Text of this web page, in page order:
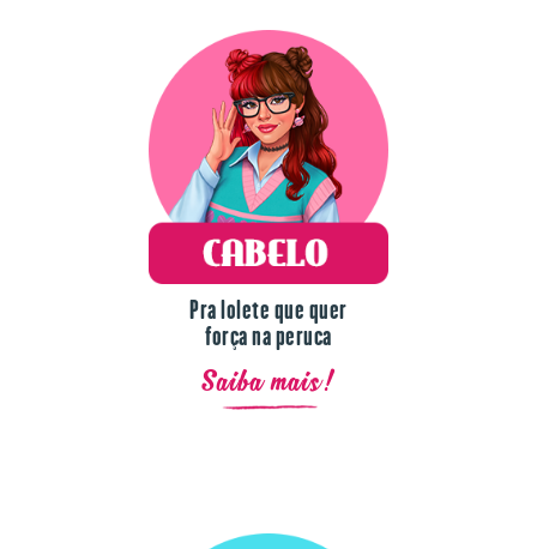
Pra lolete que quer
força na peruca
Saiba mais!